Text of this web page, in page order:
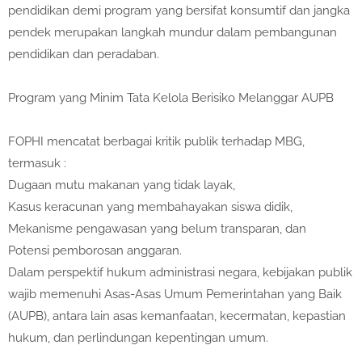
pendidikan demi program yang bersifat konsumtif dan jangka
pendek merupakan langkah mundur dalam pembangunan
pendidikan dan peradaban.
Program yang Minim Tata Kelola Berisiko Melanggar AUPB
FOPHI mencatat berbagai kritik publik terhadap MBG,
termasuk :
Dugaan mutu makanan yang tidak layak,
Kasus keracunan yang membahayakan siswa didik,
Mekanisme pengawasan yang belum transparan, dan
Potensi pemborosan anggaran.
Dalam perspektif hukum administrasi negara, kebijakan publik
wajib memenuhi Asas-Asas Umum Pemerintahan yang Baik
(AUPB), antara lain asas kemanfaatan, kecermatan, kepastian
hukum, dan perlindungan kepentingan umum.